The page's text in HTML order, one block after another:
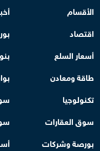
الأقسام
اقتصاد
أسعار السلع
طاقة ومعادن
تكنولوجيا
سوق العقارات
بورصة وشركات